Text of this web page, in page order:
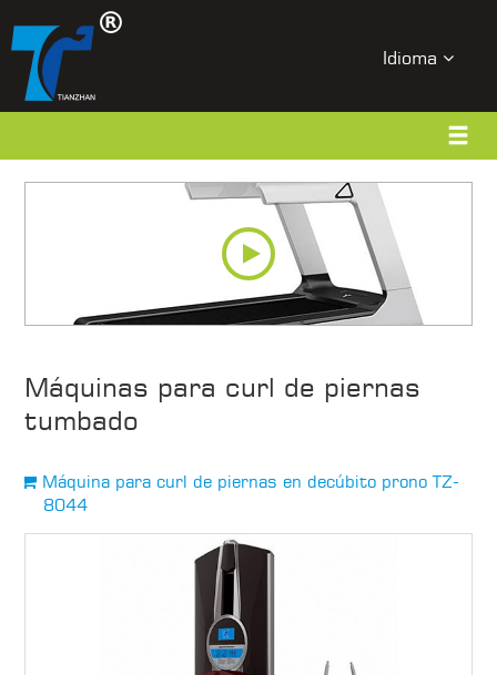
Idioma
Máquinas para curl de piernas
tumbado
Máquina para curl de piernas en decúbito prono TZ-
8044